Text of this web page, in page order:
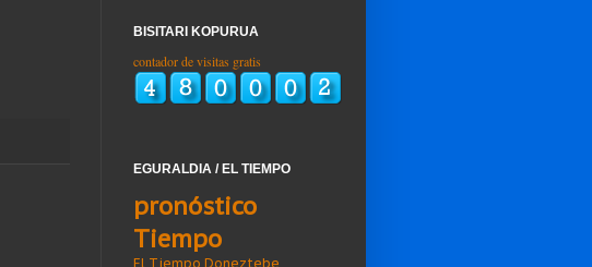
BISITARI KOPURUA
contador de visitas gratis
EGURALDIA / EL TIEMPO
pronóstico
Tiempo
El Tiempo Doneztebe